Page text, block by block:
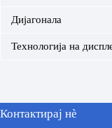
Дијагонала
Технологија на
Контактирај нè